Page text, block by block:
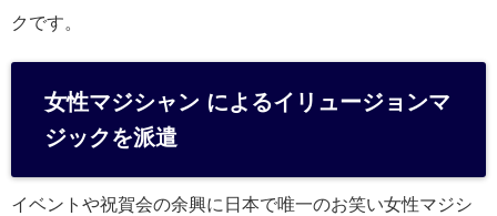
クです。
女性マジシャン によるイリュージョンマ
ジックを派遣
イベントや祝賀会の余興に日本で唯一のお笑い女性マジシ